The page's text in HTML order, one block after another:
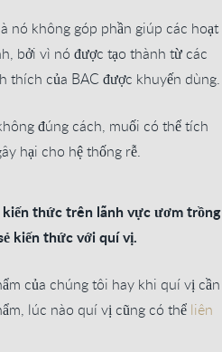
nó không góp phần giúp các hoạt
bởi vì nó được tạo thành từ các
thích của BAC được khuyến dùng.
đúng cách, muối có thể tích
hại cho hệ thống rễ.
thức trên lãnh vực ươm trồng
kiến thức với quí vị.
của chúng tôi hay khi quí vị cần
lúc nào quí vị cũng có thể liên